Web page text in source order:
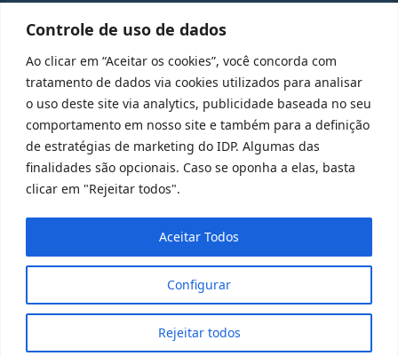
Controle de uso de dados
Ao clicar em “Aceitar os cookies”, você concorda com
tratamento de dados via cookies utilizados para analisar
o uso deste site via analytics, publicidade baseada no seu
comportamento em nosso site e também para a definição
de estratégias de marketing do IDP. Algumas das
finalidades são opcionais. Caso se oponha a elas, basta
clicar em "Rejeitar todos".
Configurar
Rejeitar todos
Aceitar Todos
Consulte aqui o cadastro da Instituição no Sistema e-
MEC
@ 2025 Todos Direitos Reservados